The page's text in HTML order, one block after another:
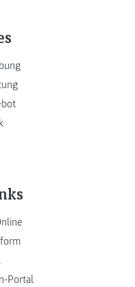
Portal